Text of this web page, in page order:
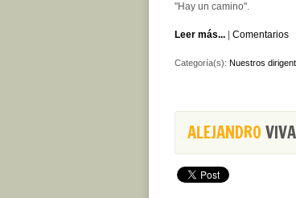
"Hay un camino".
Leer más... Comentarios
Categoría(s): Nuestros
ALEJANDRO